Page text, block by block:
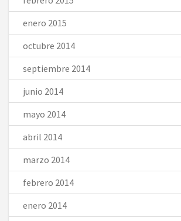
enero 2015
octubre 2014
septiembre 2014
junio 2014
mayo 2014
abril 2014
marzo 2014
febrero 2014
enero 2014